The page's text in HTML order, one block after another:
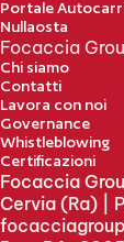
Portale
Nullaosta
Focaccia
Chi siamo
Contatti
Lavora con noi
Governance
Whistleblowing
Certificazioni
Focaccia
Cervia (Ra) |